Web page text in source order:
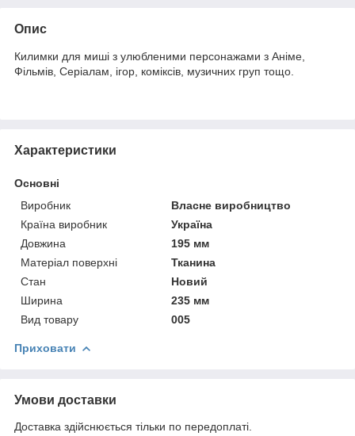
Опис
Килимки для миші з улюбленими персонажами з Аніме,
Фільмів, Серіалам, ігор, коміксів, музичних груп тощо.
Характеристики
Основні
Виробник
Власне виробництво
Країна виробник
Україна
Довжина
195 мм
Матеріал поверхні
Тканина
Стан
Новий
Ширина
235 мм
Вид товару
005
Приховати
Умови доставки
Доставка здійснюється тільки по передоплаті.